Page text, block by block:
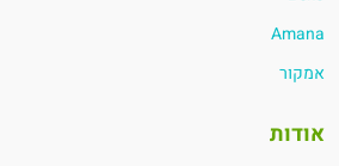
Amana
אמקור
אודות